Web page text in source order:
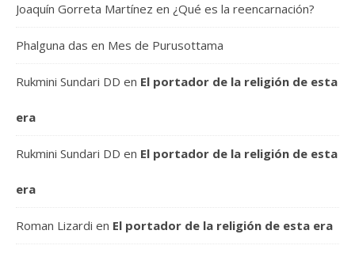
Joaquín Gorreta Martínez en ¿Qué es la reencarnación?
Phalguna das en Mes de Purusottama
Rukmini Sundari DD en El portador de la religión de esta
era
Rukmini Sundari DD en El portador de la religión de esta
era
Roman Lizardi en El portador de la religión de esta era